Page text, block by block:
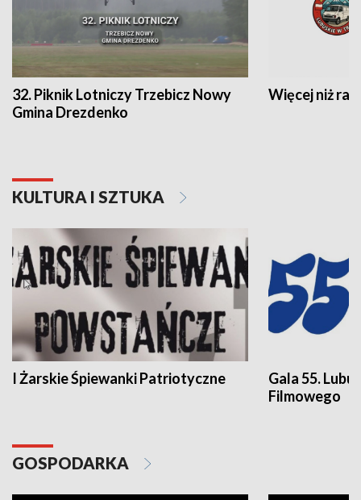
32. Piknik Lotniczy Trzebicz Nowy
Gmina Drezdenko
Więcej niż rajd
KULTURA I SZTUKA
I Żarskie Śpiewanki Patriotyczne
Gala 55.
Filmowego
GOSPODARKA